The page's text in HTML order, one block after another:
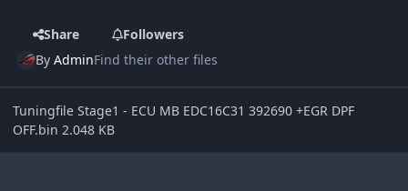
Share
Followers
ByAdminFind their other files
Tuningfile Stage1 - ECU MB EDC16C31 392690 +EGR DPF
OFF.bin 2.048 KB